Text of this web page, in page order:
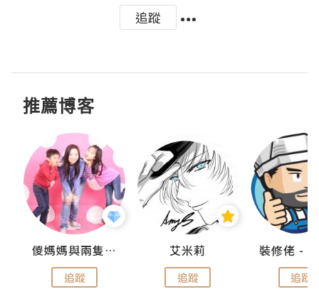
追蹤
推薦博客
儍媽媽與兩隻小魔怪之家
追蹤
艾米莉
追蹤 追蹤